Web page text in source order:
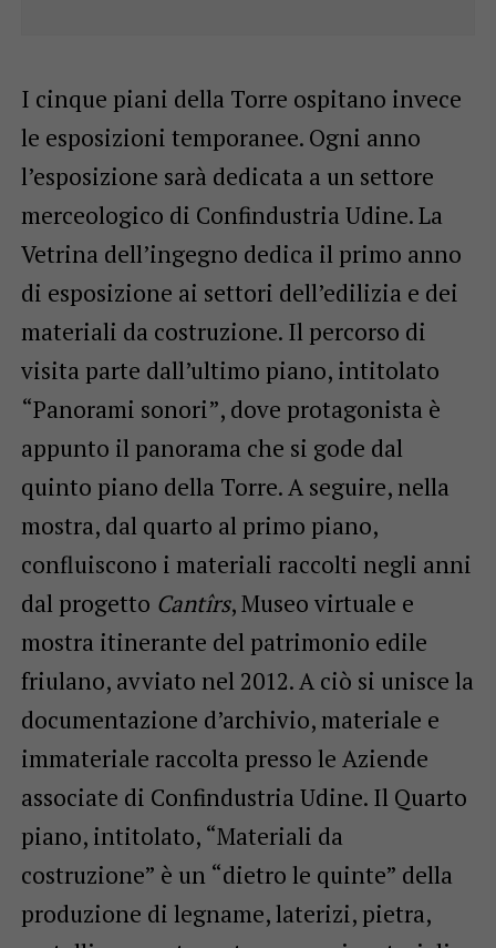
I cinque piani della Torre ospitano invece
le esposizioni temporanee. Ogni anno
l’esposizione sarà dedicata a un settore
merceologico di Confindustria Udine. La
Vetrina dell’ingegno dedica il primo anno
di esposizione ai settori dell’edilizia e dei
materiali da costruzione. Il percorso di
visita parte dall’ultimo piano, intitolato
“Panorami sonori”, dove protagonista è
appunto il panorama che si gode dal
quinto piano della Torre. A seguire, nella
mostra, dal quarto al primo piano,
confluiscono i materiali raccolti negli anni
dal progetto Cantîrs, Museo virtuale e
mostra itinerante del patrimonio edile
friulano, avviato nel 2012. A ciò si unisce la
documentazione d’archivio, materiale e
immateriale raccolta presso le Aziende
associate di Confindustria Udine. Il Quarto
piano, intitolato, “Materiali da
costruzione” è un “dietro le quinte” della
produzione di legname, laterizi, pietra,